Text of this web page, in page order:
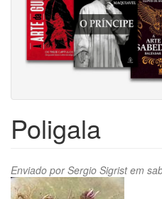
Poligala
Enviado porSergio Sigristem